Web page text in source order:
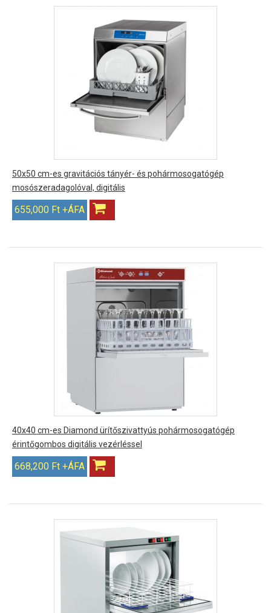
50x50 cm-es gravitációs tányér- és pohármosogatógép
mosószeradagolóval, digitális
655,000 Ft +ÁFA
40x40 cm-es Diamond ürítőszivattyús pohármosogatógép
érintőgombos digitális vezérléssel
668,200 Ft +ÁFA